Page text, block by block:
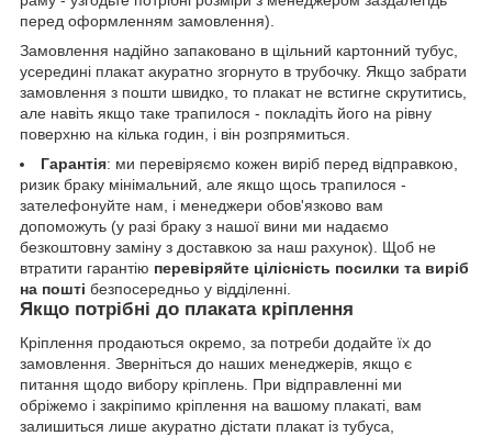
перед оформленням замовлення).
Замовлення надійно запаковано в щільний картонний тубус,
усередині плакат акуратно згорнуто в трубочку. Якщо забрати
замовлення з пошти швидко, то плакат не встигне скрутитись,
але навіть якщо таке трапилося - покладіть його на рівну
поверхню на кілька годин, і він розпрямиться.
Гарантія: ми перевіряємо кожен виріб перед відправкою,
ризик браку мінімальний, але якщо щось трапилося -
зателефонуйте нам, і менеджери обов'язково вам
допоможуть (у разі браку з нашої вини ми надаємо
безкоштовну заміну з доставкою за наш рахунок). Щоб не
втратити гарантію перевіряйте цілісність посилки та виріб
на пошті безпосередньо у відділенні.
Якщо потрібні до плаката кріплення
Кріплення продаються окремо, за потреби додайте їх до
замовлення. Зверніться до наших менеджерів, якщо є
питання щодо вибору кріплень. При відправленні ми
обріжемо і закріпимо кріплення на вашому плакаті, вам
залишиться лише акуратно дістати плакат із тубуса,